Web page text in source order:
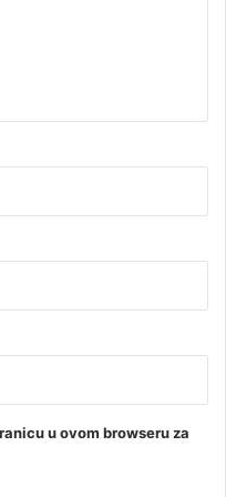
u ovom browseru za